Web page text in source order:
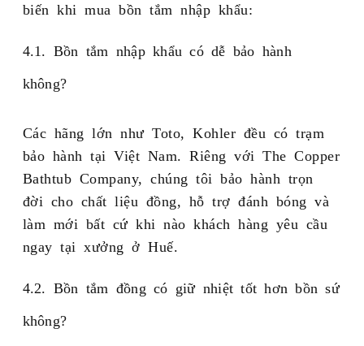
biến khi mua bồn tắm nhập khẩu:
4.1. Bồn tắm nhập khẩu có dễ bảo hành
không?
Các hãng lớn như Toto, Kohler đều có trạm
bảo hành tại Việt Nam. Riêng với The Copper
Bathtub Company, chúng tôi bảo hành trọn
đời cho chất liệu đồng, hỗ trợ đánh bóng và
làm mới bất cứ khi nào khách hàng yêu cầu
ngay tại xưởng ở Huế.
4.2. Bồn tắm đồng có giữ nhiệt tốt hơn bồn sứ
không?